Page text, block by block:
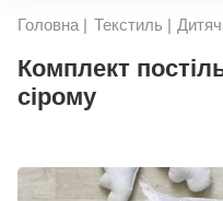
Головна | Текстиль |
Комплект
сірому